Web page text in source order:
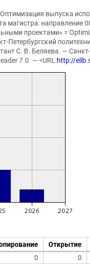
выпуска
магистра: направление
проектами» =
Петербургский
С. В. Беляева. —
7.0. — <URL:http://
Открытие
0 0